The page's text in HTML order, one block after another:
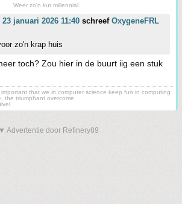
Weer zo'n kut millennial.
januari 2026 11:40 schreef OxygeneFRL
zo'n krap huis
toch? Zou hier in de buurt iig een stuk
important that we in computer science keep fun in computing
the triumphant overcome
▼ Advertentie door Refinery89